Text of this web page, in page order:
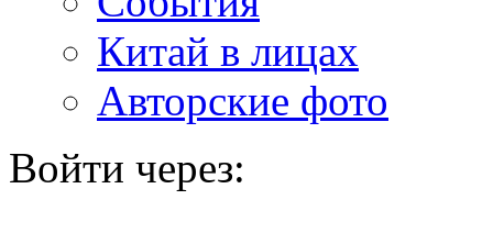
Китай в лицах
Авторские фото
Войти через: